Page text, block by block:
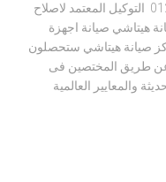
مركز صيانة هيتاشي جنة التجمع01225025360 التوكيل المعتمد لاصلاح
هيتاشي صيانة اجهزة
صيانة هيتاشي ستحصلون
عن طريق المختصين فى
والمعايير العالمية